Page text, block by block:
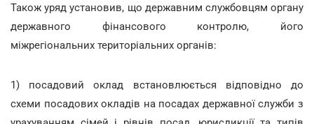
Також уряд установив, що державним службовцям органу
державного фінансового контролю, його
міжрегіональних територіальних органів:
1) посадовий оклад встановлюється відповідно до
схеми посадових окладів на посадах державної служби з